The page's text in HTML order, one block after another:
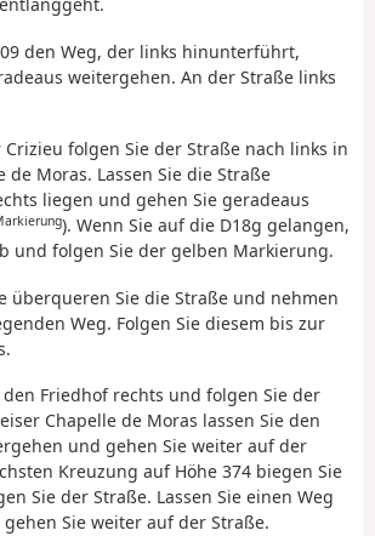
den Weg, der links hinunterführt,
weitergehen. An der Straße links
Crizieu folgen Sie der Straße nach links in
de Moras. Lassen Sie die Straße
liegen und gehen Sie geradeaus
). Wenn Sie auf die D18g gelangen,
und folgen Sie der gelben Markierung.
überqueren Sie die Straße und nehmen
Weg. Folgen Sie diesem bis zur
den Friedhof rechts und folgen Sie der
Chapelle de Moras lassen Sie den
und gehen Sie weiter auf der
Kreuzung auf Höhe 374 biegen Sie
Sie der Straße. Lassen Sie einen Weg
Sie weiter auf der Straße.